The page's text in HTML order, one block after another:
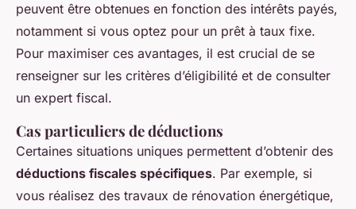
peuvent être obtenues en fonction des intérêts payés,
notamment si vous optez pour un prêt à taux fixe.
Pour maximiser ces avantages, il est crucial de se
renseigner sur les critères d’éligibilité et de consulter
un expert fiscal.
Cas particuliers de déductions
Certaines situations uniques permettent d’obtenir des
déductions fiscales spécifiques. Par exemple, si
vous réalisez des travaux de rénovation énergétique,